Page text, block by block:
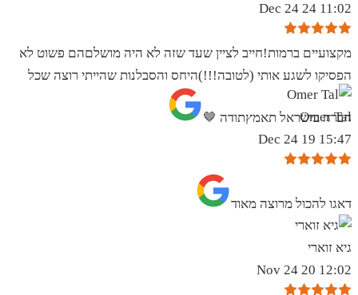
11:02 24 Dec 24
מקצועיים ברמות!חייב לציין שעד שזה לא היה מושלםהם פשוט לא
הפסיקו לשגע אותי (לטובה!!!)היחס והסבלנות שהייתי רוצה שכל
חברה בישראל תאמץתודה 🤎
Omer Tal
15:47 19 Dec 24
‏דאגו להכול מרוצה מאוד
גיא זוארי
12:02 20 Nov 24